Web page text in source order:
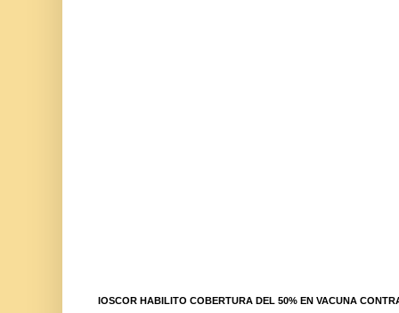
IOSCOR HABILITO COBERTURA DEL 50% EN VACUNA